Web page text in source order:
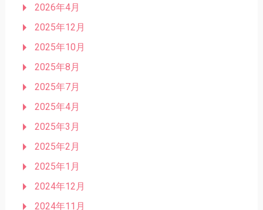
2026年4月
2025年12月
2025年10月
2025年8月
2025年7月
2025年4月
2025年3月
2025年2月
2025年1月
2024年12月
2024年11月